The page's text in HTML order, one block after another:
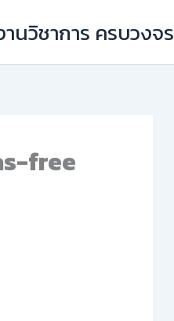
วิชาการ ครบวงจร
free